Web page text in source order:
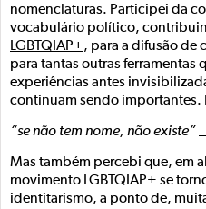
nomenclaturas. Participei da
vocabulário político,
LGBTQIAP+, para a difusão de
para tantas outras ferramentas
experiências antes
continuam sendo importantes.
“se não tem nome, não existe”
Mas também percebi que, em
movimento LGBTQIAP+ se
identitarismo, a ponto de,